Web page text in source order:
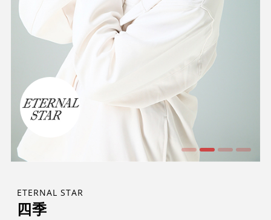
ETERNAL STAR
四季